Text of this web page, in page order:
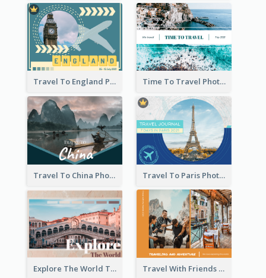
Travel To England Photo Book Time To Travel Photo Book
Travel To China Photo Book Travel To Paris Photo Book
Explore The World Travel Photo Book Travel With Friends Photo Book